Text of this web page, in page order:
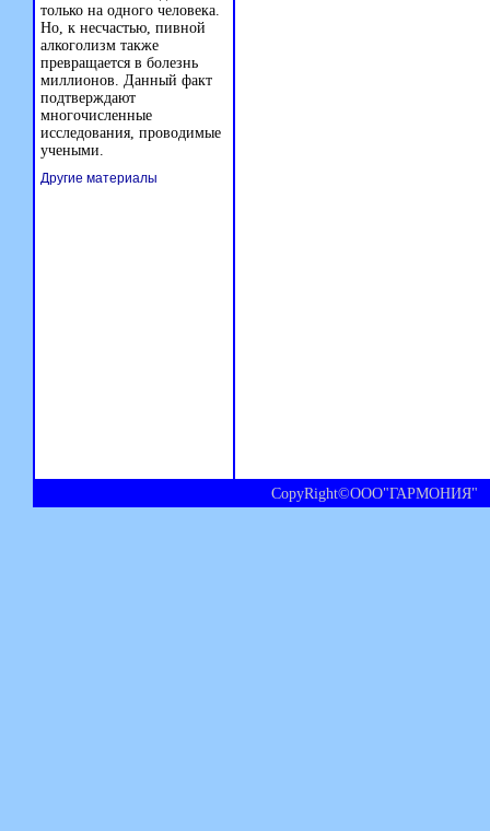
только на одного человека.
Но, к несчастью, пивной
алкоголизм также
превращается в болезнь
миллионов. Данный факт
подтверждают
многочисленные
исследования, проводимые
учеными.
Другие материалы